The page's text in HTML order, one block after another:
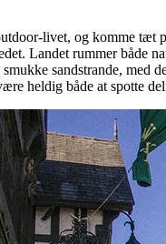
livet, og komme tæt
Landet rummer både
sandstrande, med
heldig både at spotte